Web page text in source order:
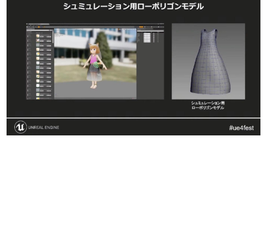
日本のモバイルゲーム史における主要なトピック・タイト
ルを網羅するほか、開発者へのインタビューや識者による
解説を掲載。約20年の歴史が一望できる決定版！
若ゲのいたり〜ゲームクリエイターの青春〜
『うつヌケ』『ペンと箸』等で知られるマンガ家・田中圭
一先生によるゲーム業界レポートマンガです。
ゲーム開発者・hamatsu氏がゲームの魅力を画面や操作の
具体的な形から解き明かしていく、硬派で骨太な評論連載